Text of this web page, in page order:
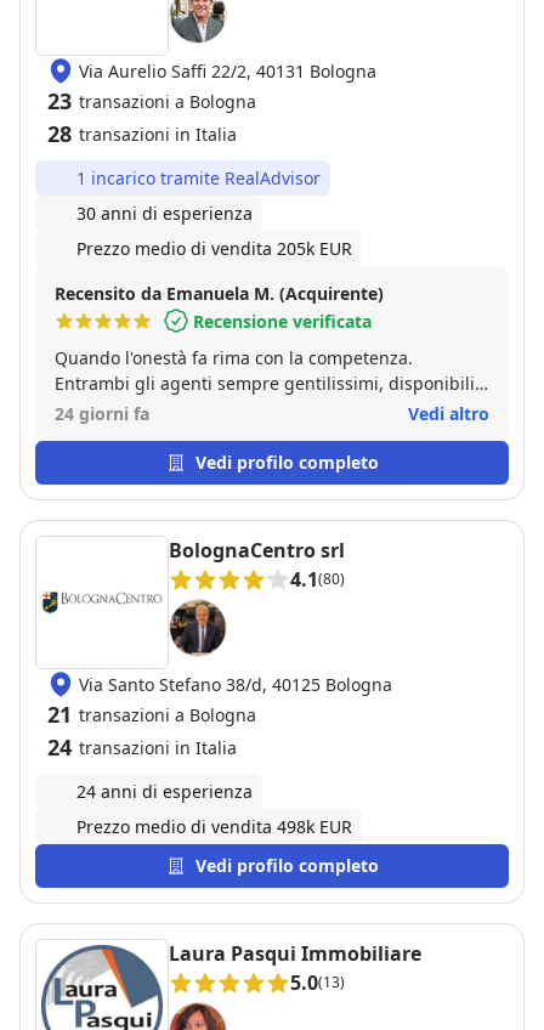
Via Aurelio Saffi 22/2, 40131 Bologna
23 transazioni a Bologna
28 transazioni in Italia
1 incarico tramite RealAdvisor
30 anni di esperienza
Prezzo medio di vendita 205k EUR
Recensito da Emanuela M. (Acquirente)
Recensione verificata
Quando l'onestà fa rima con la competenza.
Entrambi gli agenti sempre gentilissimi, disponibili
24 giorni fa Vedi altro
Vedi profilo completo
BolognaCentro srl
4.1(80)
Via Santo Stefano 38/d, 40125 Bologna
21 transazioni a Bologna
24 transazioni in Italia
24 anni di esperienza
Prezzo medio di vendita 498k EUR
Vedi profilo completo
Laura Pasqui Immobiliare
5.0(13)